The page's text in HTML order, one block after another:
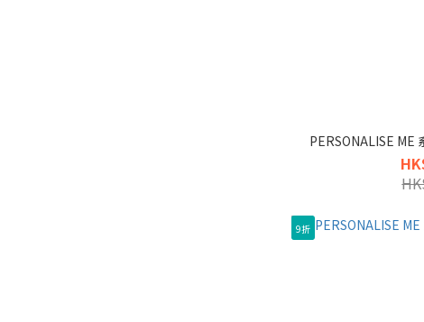
PERSONALISE ME
9折